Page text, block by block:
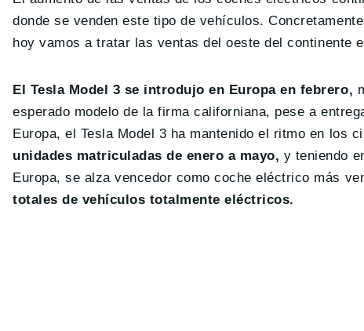
donde se venden este tipo de vehículos.
hoy vamos a tratar las ventas del oeste del continente
El Tesla Model 3 se introdujo en Europa en febrero,
esperado modelo de la firma californiana, pese a
Europa, el Tesla Model 3 ha mantenido el ritmo en los
unidades matriculadas de enero a mayo, y teniendo
Europa, se alza vencedor como coche eléctrico más
totales de vehículos totalmente eléctricos.